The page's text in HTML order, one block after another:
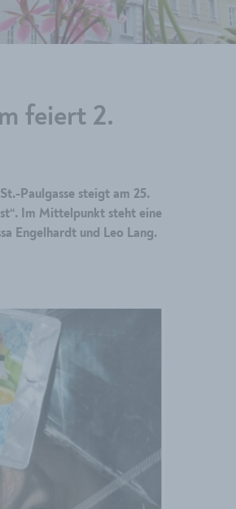
feiert 2.
Paulgasse steigt am 25.
Im Mittelpunkt steht eine
Engelhardt und Leo Lang.